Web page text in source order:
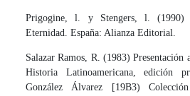
Prigogine, l. y Stengers, l.
Eternidad. España: Alianza Edito­rial.
Salazar Ramos, R. (1983) Presentación
Historia Latinoame­ricana, edición
González Álvarez [19B3)